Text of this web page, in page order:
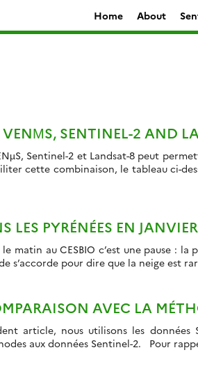
Home About
SENTINEL-2 AND
Sentinel-2 et Landsat-8 peut
cette combinaison, le tableau ci-
LES PYRÉNÉES EN
matin au CESBIO c’est une pause :
s’accorde pour dire que la neige est
AVEC LA
article, nous utilisons les
aux données Sentinel-2. Pour